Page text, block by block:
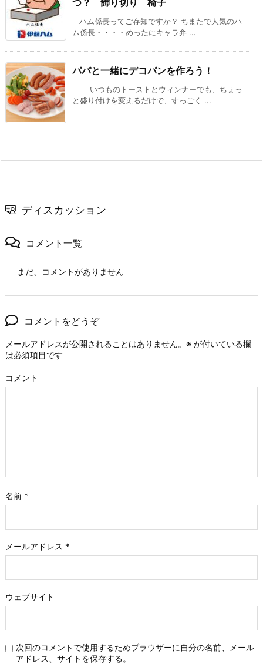
つ？ 飾り切り 椅子
ハム係長ってご存知ですか？ ちまたで人気のハ
ム係長・・・・めったにキャラ弁 ...
パパと一緒にデコパンを作ろう！
いつものトーストとウィンナーでも、ちょっ
と盛り付けを変えるだけで、すっごく ...
ディスカッション
コメント一覧
まだ、コメントがありません
コメントをどうぞ
メールアドレスが公開されることはありません。 ※ が付いている欄
は必須項目です
コメント
名前 *
メールアドレス *
ウェブサイト
次回のコメントで使用するためブラウザーに自分の名前、メール
アドレス、サイトを保存する。